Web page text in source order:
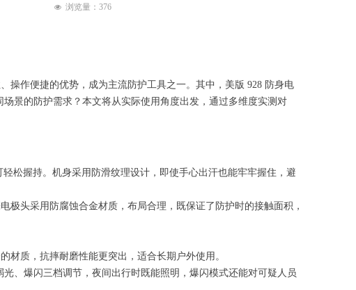
操作便捷的优势，成为主流防护工具之一。其中，美版 928 防身电
景的防护需求？本文将从实际使用角度出发，通过多维度实测对
松握持。机身采用防滑纹理设计，即使手心出汗也能牢牢握住，避
头采用防腐蚀合金材质，布局合理，既保证了防护时的接触面积，
材质，抗摔耐磨性能更突出，适合长期户外使用。
、爆闪三档调节，夜间出行时既能照明，爆闪模式还能对可疑人员
넶 浏览量： 376